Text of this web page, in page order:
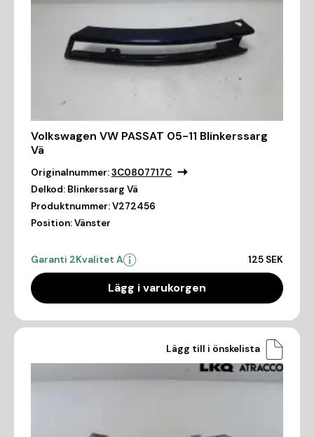
Volkswagen VW PASSAT 05-11 Blinkerssarg
Vä
Originalnummer:3C0807717C
Delkod: Blinkerssarg Vä
Produktnummer:V272456
Position:Vänster
Garanti 2Kvalitet A 125 SEK
Lägg i varukorgen
Lägg till i önskelista